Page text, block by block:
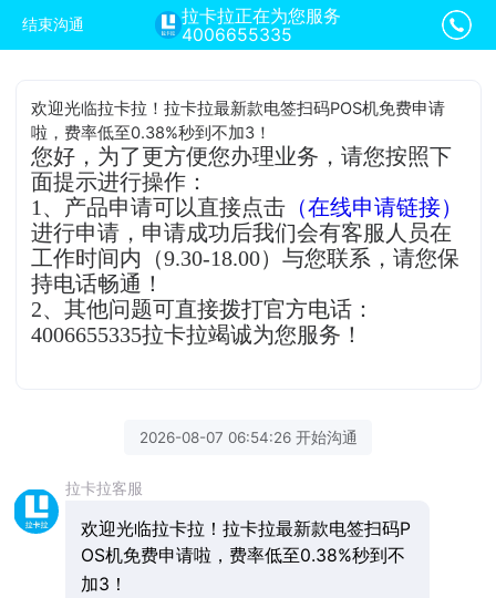
结束沟通
拉卡拉正在为您服务
4006655335
欢迎光临拉卡拉！拉卡拉最新款电签扫码POS机免费申请
啦，费率低至0.38%秒到不加3！
您好，为了更方便您办理业务，请您按照下
面提示进行操作：
1、产品申请可以直接点击 （在线申请链接）
进行申请，申请成功后我们会有客服人员在
工作时间内（9.30-18.00）与您联系，请您保
持电话畅通！
2、其他问题可直接拨打官方电话：
4006655335拉卡拉竭诚为您服务！
2026-08-07 06:54:26 开始沟通
拉卡拉客服
欢迎光临拉卡拉！拉卡拉最新款电签扫码P
OS机免费申请啦，费率低至0.38%秒到不
加3！